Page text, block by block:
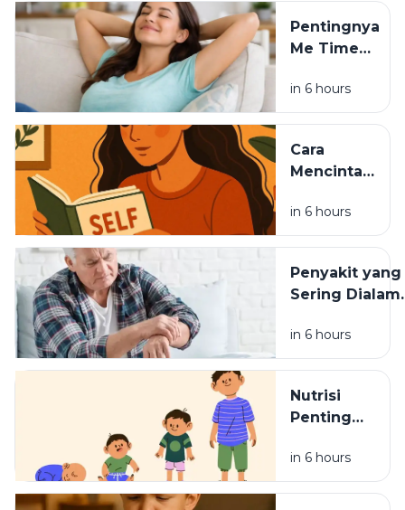
Pentingnya
Me Time
Kesehatan
Mental
in 6 hours
Cara
Mencintai
Sendiri
Setiap Hari
in 6 hours
Penyakit yang
Sering Dialami
in 6 hours
Nutrisi
Penting
Anak yang
Sedang
in 6 hours